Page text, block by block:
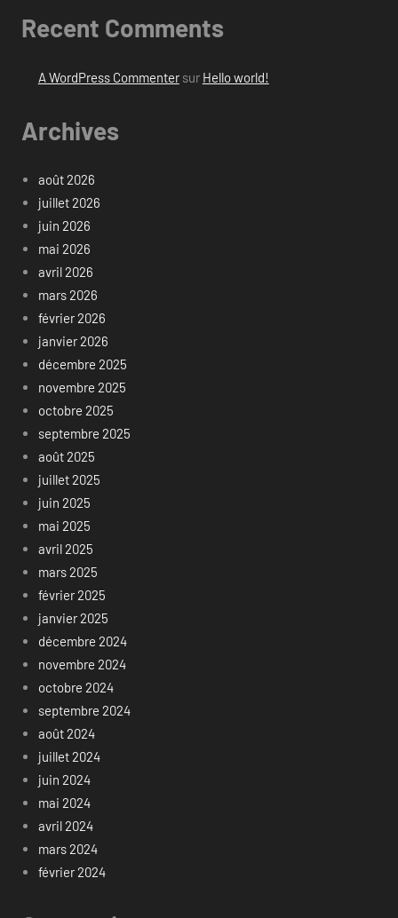
Recent Comments
A WordPress Commentersur Hello world!
Archives
août 2026
juillet 2026
juin 2026
mai 2026
avril 2026
mars 2026
février 2026
janvier 2026
décembre 2025
novembre 2025
octobre 2025
septembre 2025
août 2025
juillet 2025
juin 2025
mai 2025
avril 2025
mars 2025
février 2025
janvier 2025
décembre 2024
novembre 2024
octobre 2024
septembre 2024
août 2024
juillet 2024
juin 2024
mai 2024
avril 2024
mars 2024
février 2024